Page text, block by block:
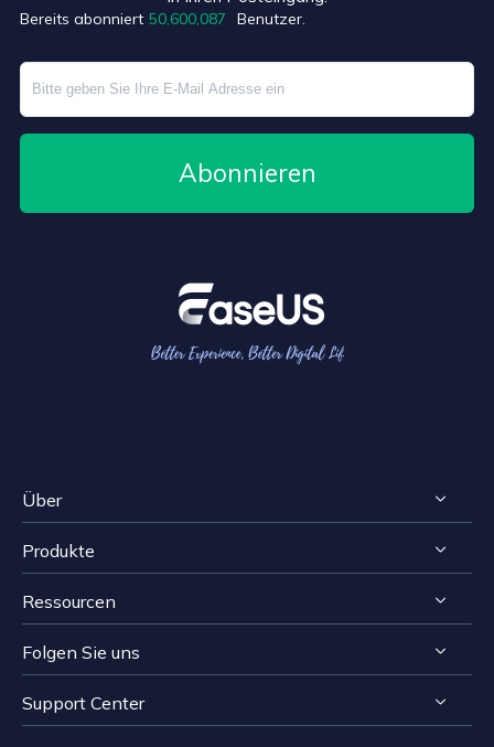
Bereits abonniert 50,600,087 Benutzer.
Abonnieren
Über
Impressum
Reviews & Awards
Lizenzvereinbarung
Produkte
RecExperts für Windows
RecExperts für Mac
Online Screen Recorder
Ressourcen
Bildschirmaufnahme-Tipps
Mac App Store
Folgen Sie uns
  
Support Center